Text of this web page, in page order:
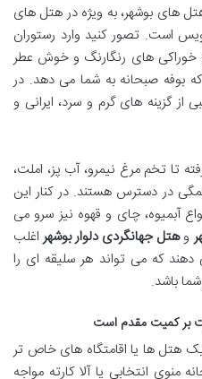
های بوشهر، به ویژه در هتل های
است. تصور کنید وارد رستوران
خوراکی های رنگارنگ و خوش عطر
بوفه صبحانه به شما می دهد. در
از گزینه های گرم و سرد، ایرانی و
تا تخم مرغ نیمرو، آب پز، املت،
در دسترس هستند. در کنار این
آبمیوه، چای و قهوه نیز سرو می
وهتل جهانگردی دلوار بوشهراغلب
دهند که می تواند هر سلیقه ای را
باشد.
بر کمیت مقدم است
هتل ها یا اقامتگاه های خاص تر
انتخابی یا آلا کارته مواجه